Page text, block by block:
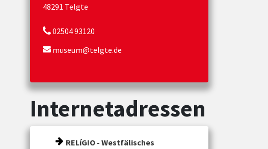
48291 Telgte
02504 93120
museum@telgte.de
Internetadressen
RELíGIO - Westfälisches